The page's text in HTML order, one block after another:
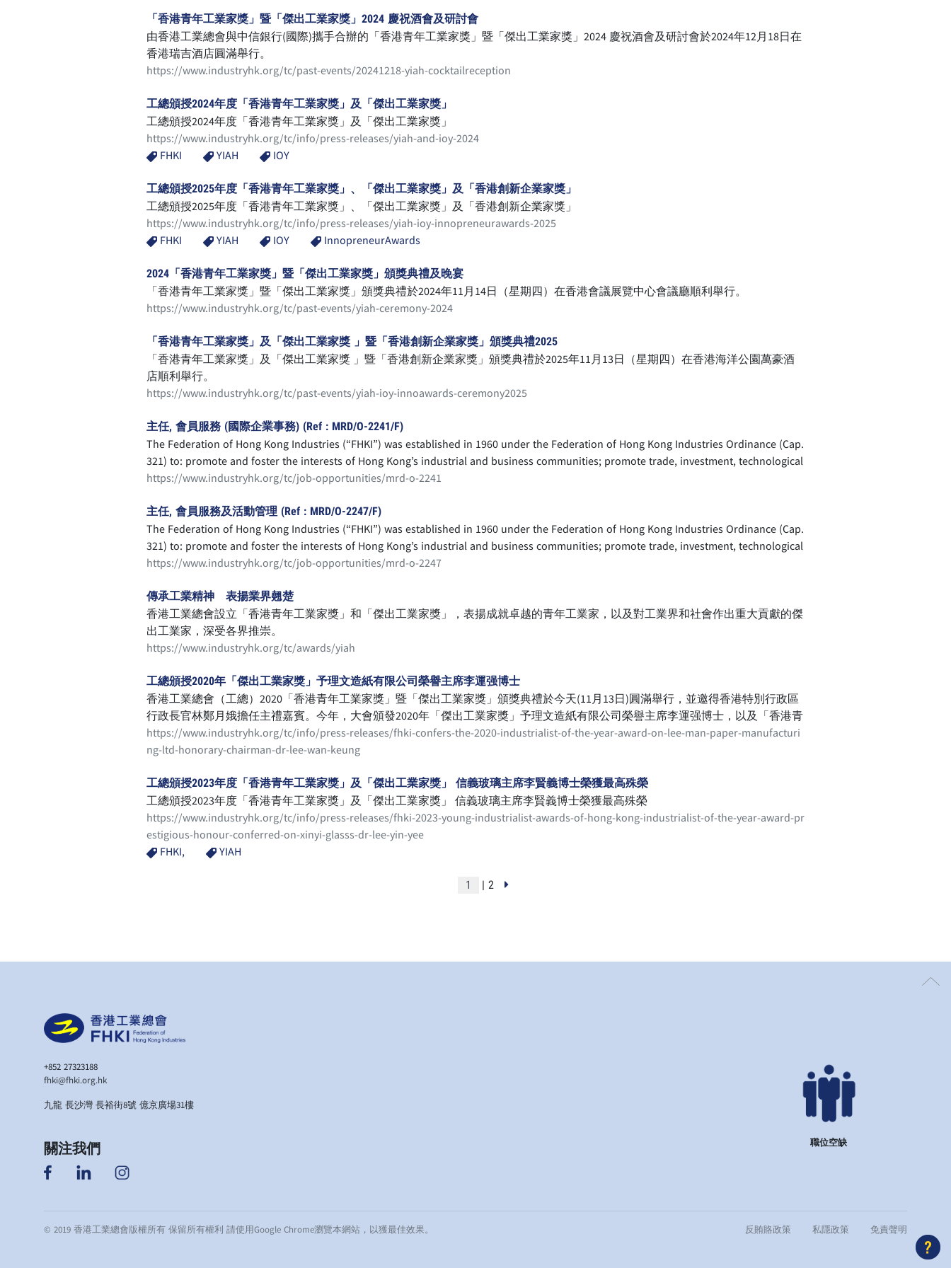
「香港青年工業家獎」暨「傑出工業家獎」2024 慶祝酒會及研討會
由香港工業總會與中信銀行(國際)攜手合辦的「香港青年工業家獎」暨「傑出工業家獎」2024 慶祝酒會及研討會於2024年12月18日在
香港瑞吉酒店圓滿舉行。
https://www.industryhk.org/tc/past-events/20241218-yiah-cocktailreception
工總頒授2024年度「香港青年工業家獎」及「傑出工業家獎」
工總頒授2024年度「香港青年工業家獎」及「傑出工業家獎」
https://www.industryhk.org/tc/info/press-releases/yiah-and-ioy-2024
FHKI
YIAH IOY
工總頒授2025年度「香港青年工業家獎」、「傑出工業家獎」及「香港創新企業家獎」
工總頒授2025年度「香港青年工業家獎」、「傑出工業家獎」及「香港創新企業家獎」
https://www.industryhk.org/tc/info/press-releases/yiah-ioy-innopreneurawards-2025
FHKI
YIAH IOY InnopreneurAwards
2024「香港青年工業家獎」暨「傑出工業家獎」頒獎典禮及晚宴
「香港青年工業家獎」暨「傑出工業家獎」頒獎典禮於2024年11月14日（星期四）在香港會議展覽中心會議廳順利舉行。
https://www.industryhk.org/tc/past-events/yiah-ceremony-2024
「香港青年工業家獎」及「傑出工業家獎 」暨「香港創新企業家獎」頒獎典禮2025
「香港青年工業家獎」及「傑出工業家獎 」暨「香港創新企業家獎」頒獎典禮於2025年11月13日（星期四）在香港海洋公園萬豪酒
店順利舉行。
https://www.industryhk.org/tc/past-events/yiah-ioy-innoawards-ceremony2025
主任, 會員服務 (國際企業事務) (Ref : MRD/O-2241/F)
The Federation of Hong Kong Industries (“FHKI”) was established in 1960 under the Federation of Hong Kong Industries Ordinance (Cap.
321) to: promote and foster the interests of Hong Kong’s industrial and business communities; promote trade, investment, technological
advancement, manpower development and business opportunities in Hong Kong; and represent business views and advise the
https://www.industryhk.org/tc/job-opportunities/mrd-o-2241
主任, 會員服務及活動管理 (Ref : MRD/O-2247/F)
The Federation of Hong Kong Industries (“FHKI”) was established in 1960 under the Federation of Hong Kong Industries Ordinance (Cap.
321) to: promote and foster the interests of Hong Kong’s industrial and business communities; promote trade, investment, technological
advancement, manpower development and business opportunities in Hong Kong; and represent business views and advise the
https://www.industryhk.org/tc/job-opportunities/mrd-o-2247
傳承工業精神 表揚業界翹楚
香港工業總會設立「香港青年工業家獎」和「傑出工業家獎」，表揚成就卓越的青年工業家，以及對工業界和社會作出重大貢獻的傑
出工業家，深受各界推崇。
https://www.industryhk.org/tc/awards/yiah
工總頒授2020年「傑出工業家獎」予理文造紙有限公司榮譽主席李運强博士
香港工業總會（工總）2020「香港青年工業家獎」暨「傑出工業家獎」頒獎典禮於今天(11月13日)圓滿舉行，並邀得香港特別行政區
行政長官林鄭月娥擔任主禮嘉賓。今年，大會頒發2020年「傑出工業家獎」予理文造紙有限公司榮譽主席李運强博士，以及「香港青
年工業家獎」予十位年輕工業精英，他們分別為：保利高集團有限公司首席執行官鄭致恒；摩米士科技（香港）有限公司創辦人及行
政總裁鄭冬生；明輝國際控股有限公司副總裁兼執行董事程俊華；京信通信系統控股有限公司執行董事兼高級副總裁霍欣茹；運年錶
政總裁吳民卓博士；威信繩（國際）有限公司董事總經理丁可恒；智紡國際控股有限公司董事會主席兼執行董事黃繼雄；以及登輝
控股有限公司執行董事俞國偉。
https://www.industryhk.org/tc/info/press-releases/fhki-confers-the-2020-industrialist-of-the-year-award-on-lee-man-paper-manufacturi
ng-ltd-honorary-chairman-dr-lee-wan-keung
工總頒授2023年度「香港青年工業家獎」及「傑出工業家獎」 信義玻璃主席李賢義博士榮獲最高殊榮
工總頒授2023年度「香港青年工業家獎」及「傑出工業家獎」 信義玻璃主席李賢義博士榮獲最高殊榮
https://www.industryhk.org/tc/info/press-releases/fhki-2023-young-industrialist-awards-of-hong-kong-industrialist-of-the-year-award-pr
estigious-honour-conferred-on-xinyi-glasss-dr-lee-yin-yee
FHKI,
YIAH
| 2
+852 27323188
fhki@fhki.org.hk
九龍 長沙灣 長裕街8號 億京廣場31樓
關注我們 職位空缺
© 2019 香港工業總會版權所有 保留所有權利 請使用Google Chrome瀏覽本網站，以獲最佳效果。 反賄賂政策 私隱政策 免責聲明